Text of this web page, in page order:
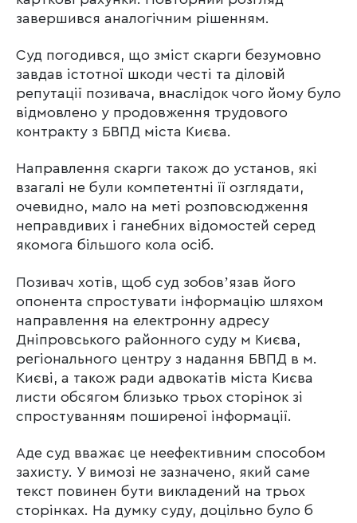
завершився аналогічним рішенням.
Суд погодився, що зміст скарги безумовно
завдав істотної шкоди честі та діловій
репутації позивача, внаслідок чого йому було
відмовлено у продовження трудового
контракту з БВПД міста Києва.
Направлення скарги також до установ, які
взагалі не були компетентні її озглядати,
очевидно, мало на меті розповсюдження
неправдивих і ганебних відомостей серед
якомога більшого кола осіб.
Позивач хотів, щоб суд зобовʼязав його
опонента спростувати інформацію шляхом
направлення на електронну адресу
Дніпровського районного суду м Києва,
регіонального центру з надання БВПД в м.
Києві, а також ради адвокатів міста Києва
листи обсягом близько трьох сторінок зі
спростуванням поширеної інформації.
Аде суд вважає це неефективним способом
захисту. У вимозі не зазначено, який саме
текст повинен бути викладений на трьох
сторінках. На думку суду, доцільно було б